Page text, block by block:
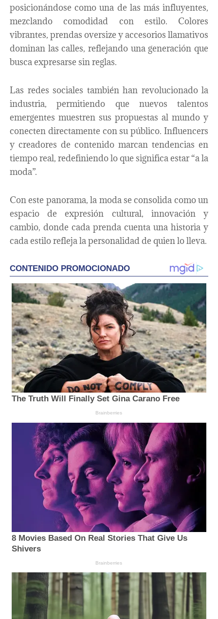
posicionándose como una de las más influyentes,
mezclando comodidad con estilo. Colores
vibrantes, prendas oversize y accesorios llamativos
dominan las calles, reflejando una generación que
busca expresarse sin reglas.
Las redes sociales también han revolucionado la
industria, permitiendo que nuevos talentos
emergentes muestren sus propuestas al mundo y
conecten directamente con su público. Influencers
y creadores de contenido marcan tendencias en
tiempo real, redefiniendo lo que significa estar “a la
moda”.
Con este panorama, la moda se consolida como un
espacio de expresión cultural, innovación y
cambio, donde cada prenda cuenta una historia y
cada estilo refleja la personalidad de quien lo lleva.